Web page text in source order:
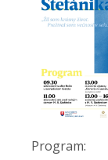
Program: